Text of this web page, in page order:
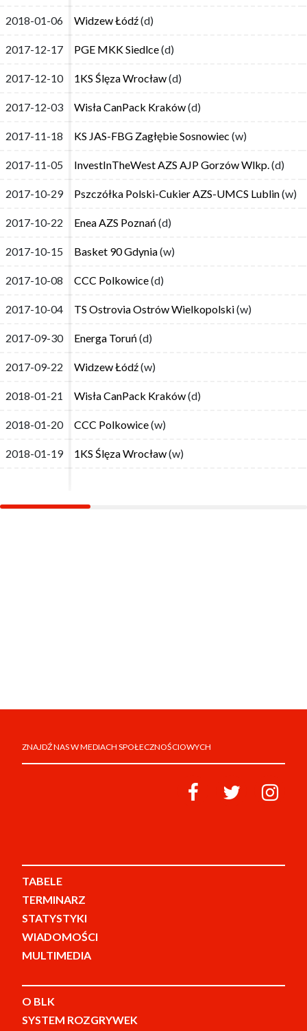
2018-01-06 Widzew Łódź(d)
2017-12-17 PGE MKK Siedlce(d)
2017-12-10 1KS Ślęza Wrocław(d)
2017-12-03 Wisła CanPack Kraków(d)
2017-11-18 KS JAS-FBG Zagłębie Sosnowiec (w)
2017-11-05 InvestInTheWest AZS AJP Gorzów Wlkp.(d)
2017-10-29 Pszczółka Polski-Cukier AZS-UMCS Lublin(w)
2017-10-22 Enea AZS Poznań (d)
2017-10-15 Basket 90 Gdynia(w)
2017-10-08 CCC Polkowice(d)
2017-10-04 TS Ostrovia Ostrów Wielkopolski(w)
2017-09-30 Energa Toruń (d)
2017-09-22 Widzew Łódź(w)
2018-01-21 Wisła CanPack Kraków(d)
2018-01-20 CCC Polkowice(w)
2018-01-19 1KS Ślęza Wrocław(w)
2018-01-06 Widzew Łódź(d)
2017-12-17 PGE MKK Siedlce(d)
2017-12-10 1KS Ślęza Wrocław(d)
2017-12-03 Wisła CanPack Kraków(d)
2017-11-18 KS JAS-FBG Zagłębie Sosnowiec (w)
2017-11-05 InvestInTheWest AZS AJP Gorzów Wlkp.(d)
2017-10-29 Pszczółka Polski-Cukier AZS-UMCS Lublin(w)
2017-10-22 Enea AZS Poznań (d)
2017-10-15 Basket 90 Gdynia(w)
2017-10-08 CCC Polkowice(d)
2017-10-04 TS Ostrovia Ostrów Wielkopolski(w)
2017-09-30 Energa Toruń (d)
2017-09-22 Widzew Łódź(w)
2018-01-21 Wisła CanPack Kraków(d)
2018-01-20 CCC Polkowice(w)
2018-01-19 1KS Ślęza Wrocław(w)
ZNAJDŹ NAS W MEDIACH SPOŁECZNOŚCIOWYCH
TABELE
TERMINARZ
STATYSTYKI
WIADOMOŚCI
MULTIMEDIA
O BLK
SYSTEM ROZGRYWEK